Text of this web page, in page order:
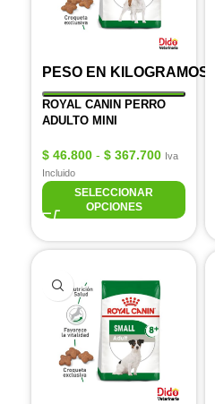
PESO EN KILOGRAMOS
ROYAL CANIN PERRO
ADULTO MINI
$ 46.800 - $ 367.700 Iva
Incluido
SELECCIONAR
OPCIONES